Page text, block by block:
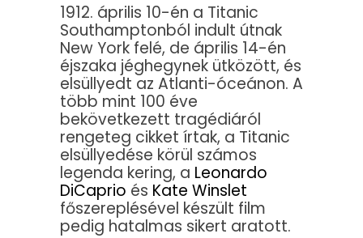
1912. április 10-én a Titanic
Southamptonból indult útnak
New York felé, de április 14-én
éjszaka jéghegynek ütközött, és
elsüllyedt az Atlanti-óceánon. A
több mint 100 éve
bekövetkezett tragédiáról
rengeteg cikket írtak, a Titanic
elsüllyedése körül számos
legenda kering, a Leonardo
DiCaprio és Kate Winslet
főszereplésével készült film
pedig hatalmas sikert aratott.